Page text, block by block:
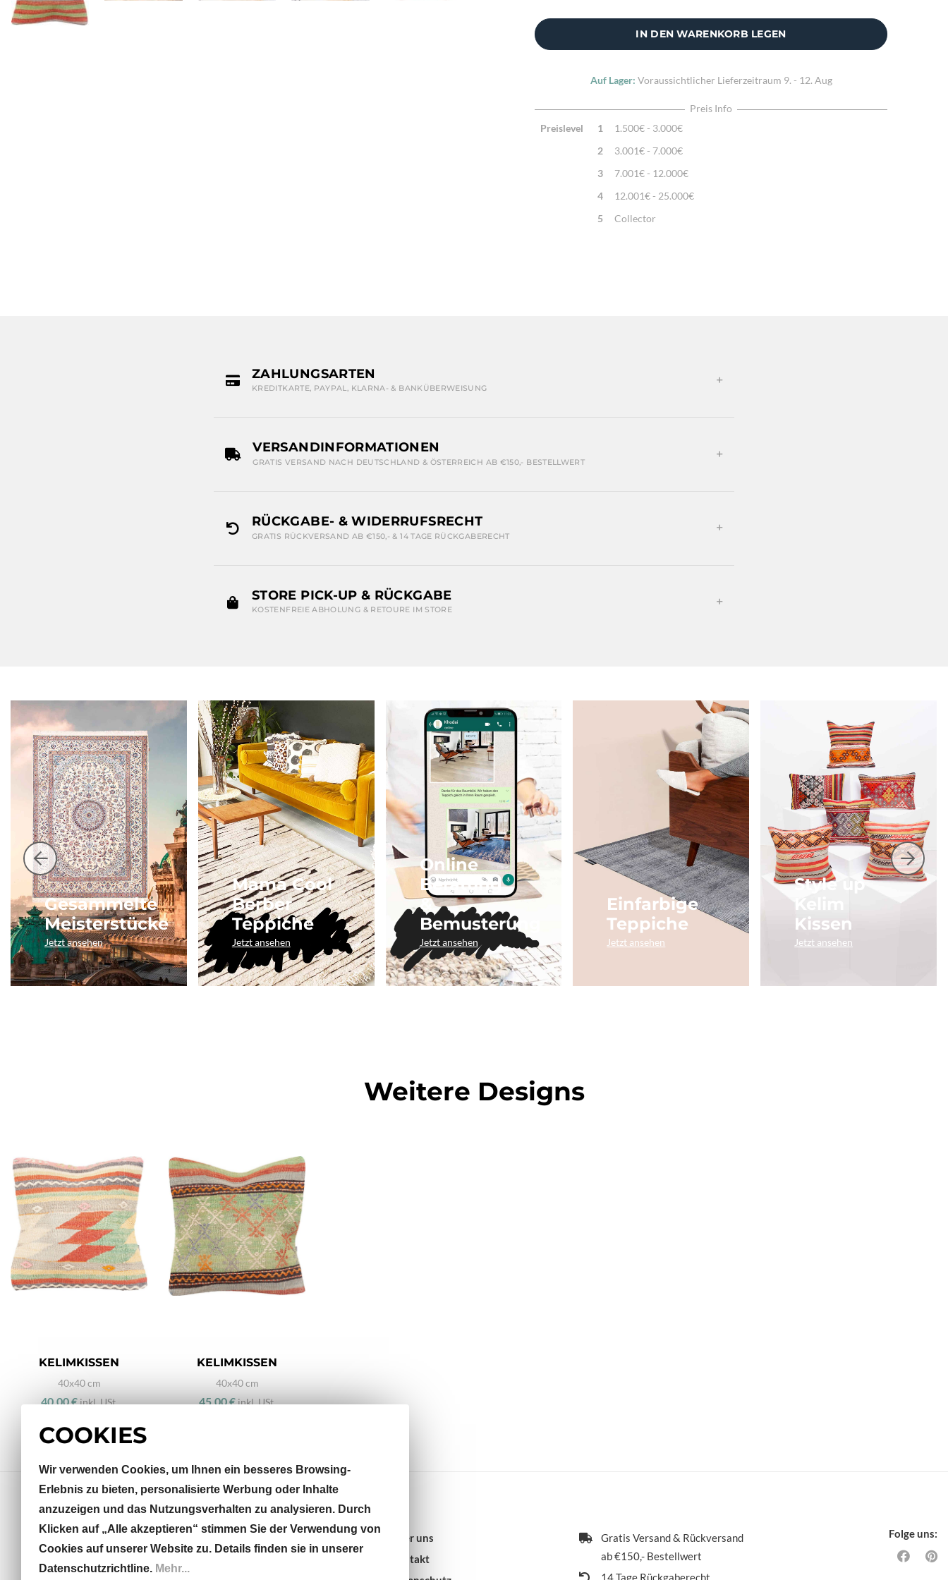
IN DEN WARENKORB LEGEN
Auf Lager: Voraussichtlicher Lieferzeitraum 9. - 12. Aug
Preis Info
Preislevel
1
1.500€ - 3.000€
2
3.001€ - 7.000€
3
7.001€ - 12.000€
4
12.001€ - 25.000€
5
Collector
ZAHLUNGSARTEN
KREDITKARTE, PAYPAL, KLARNA- & BANKÜBERWEISUNG
VERSANDINFORMATIONEN
GRATIS VERSAND NACH DEUTSCHLAND & ÖSTERREICH AB €150,- BESTELLWERT
RÜCKGABE- & WIDERRUFSRECHT
GRATIS RÜCKVERSAND AB €150,- & 14 TAGE RÜCKGABERECHT
STORE PICK-UP & RÜCKGABE
KOSTENFREIE ABHOLUNG & RETOURE IM STORE
Gesammelte
Meisterstücke
Jetzt ansehen
Mama Cool
Berber
Teppiche
Jetzt ansehen
Online
Beratung
&
Bemusterung
Jetzt ansehen
Einfarbige
Teppiche
Jetzt ansehen
Style up
Kelim
Kissen
Jetzt ansehen
Weitere Designs
KELIMKISSEN
40x40 cm
40,00 €inkl. USt.
KELIMKISSEN
40x40 cm
45,00 €inkl. USt.
COOKIES
Wir verwenden Cookies, um Ihnen ein besseres Browsing-
Erlebnis zu bieten, personalisierte Werbung oder Inhalte
anzuzeigen und das Nutzungsverhalten zu analysieren. Durch
Klicken auf „Alle akzeptieren“ stimmen Sie der Verwendung von
Cookies auf unserer Website zu. Details finden sie in unserer
Datenschutzrichtline. Mehr...
Über uns
Kontakt
Gratis Versand & Rückversand
ab €150,- Bestellwert
14 Tage Rückgaberecht
Folge uns: